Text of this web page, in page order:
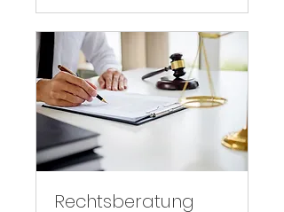
Rechtsberatung